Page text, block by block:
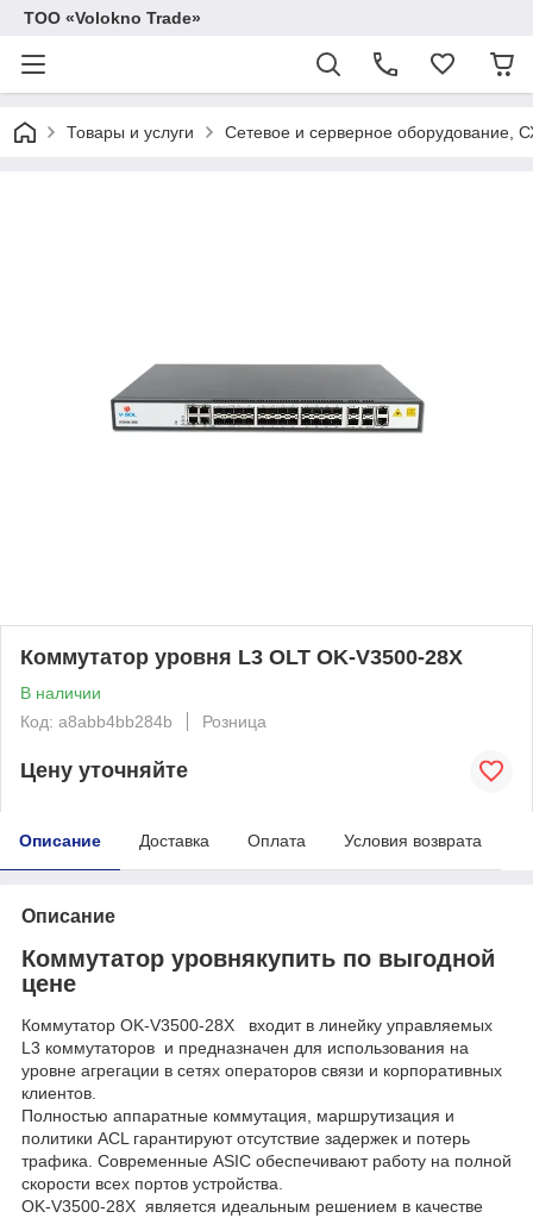
ТОО «Volokno Trade»
Товары и услуги Сетевое и серверное оборудование,
Коммутатор уровня L3 OLT OK-V3500-28X
В наличии
Код: a8abb4bb284b
Розница
Цену уточняйте
Описание Доставка Оплата Условия возврата
Описание
Коммутатор уровнякупить по выгодной
цене
Коммутатор OK-V3500-28X входит в линейку управляемых
L3 коммутаторов и предназначен для использования на
уровне агрегации в сетях операторов связи и корпоративных
клиентов.
Полностью аппаратные коммутация, маршрутизация и
политики ACL гарантируют отсутствие задержек и потерь
трафика. Современные ASIC обеспечивают работу на полной
скорости всех портов устройства.
OK-V3500-28X является идеальным решением в качестве